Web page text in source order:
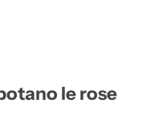
le rose